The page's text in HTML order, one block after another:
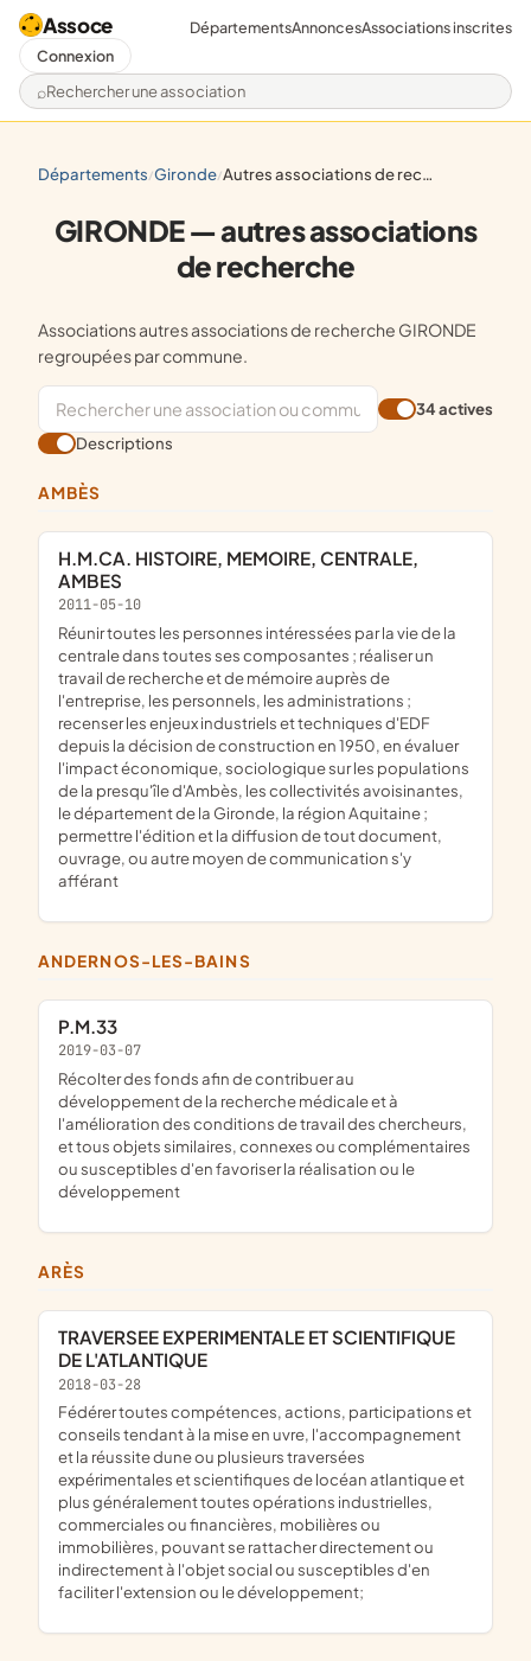
Assoce
Rechercher une association
DépartementsAnnoncesAssociations inscrites
Connexion
départements/ gironde/ autres associations de recherche
GIRONDE — autres associations
de recherche
Associations autres associations de recherche GIRONDE
regroupées par commune.
34 actives
Descriptions
AMBÈS
H.M.CA. HISTOIRE, MEMOIRE, CENTRALE,
AMBES
2011-05-10
réunir toutes les personnes intéressées par la vie de la
centrale dans toutes ses composantes ; réaliser un
travail de recherche et de mémoire auprès de
l'entreprise, les personnels, les administrations ;
recenser les enjeux industriels et techniques d'EDF
depuis la décision de construction en 1950, en évaluer
l'impact économique, sociologique sur les populations
de la presqu'île d'Ambès, les collectivités avoisinantes,
le département de la Gironde, la région Aquitaine ;
permettre l'édition et la diffusion de tout document,
ouvrage, ou autre moyen de communication s'y
afférant
ANDERNOS-LES-BAINS
P.M.33
2019-03-07
récolter des fonds afin de contribuer au
développement de la recherche médicale et à
l'amélioration des conditions de travail des chercheurs,
et tous objets similaires, connexes ou complémentaires
ou susceptibles d'en favoriser la réalisation ou le
développement
ARÈS
TRAVERSEE EXPERIMENTALE ET SCIENTIFIQUE
DE L'ATLANTIQUE
2018-03-28
fédérer toutes compétences, actions, participations et
conseils tendant à la mise en uvre, l'accompagnement
et la réussite dune ou plusieurs traversées
expérimentales et scientifiques de locéan atlantique et
plus généralement toutes opérations industrielles,
commerciales ou financières, mobilières ou
immobilières, pouvant se rattacher directement ou
indirectement à l'objet social ou susceptibles d'en
faciliter l'extension ou le développement;